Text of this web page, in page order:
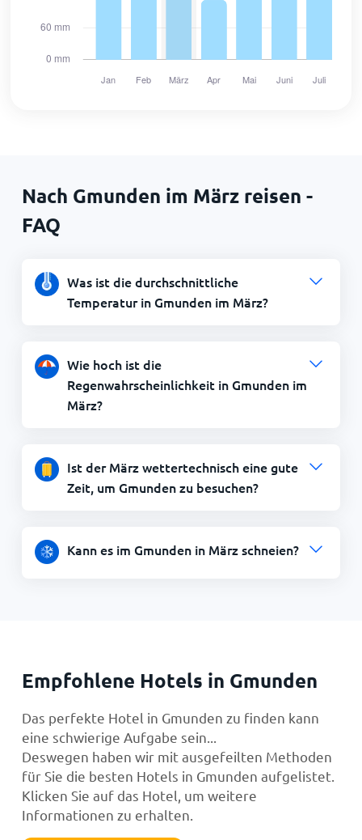
Nach Gmunden im März reisen -
FAQ
Was ist die durchschnittliche
Temperatur in Gmunden im März?
Wie hoch ist die
Regenwahrscheinlichkeit in Gmunden im
März?
Ist der März wettertechnisch eine gute
Zeit, um Gmunden zu besuchen?
Kann es im Gmunden in März schneien?
Empfohlene Hotels in Gmunden
Das perfekte Hotel in Gmunden zu finden kann
eine schwierige Aufgabe sein...
Deswegen haben wir mit ausgefeilten Methoden
für Sie die besten Hotels in Gmunden aufgelistet.
Klicken Sie auf das Hotel, um weitere
Informationen zu erhalten.